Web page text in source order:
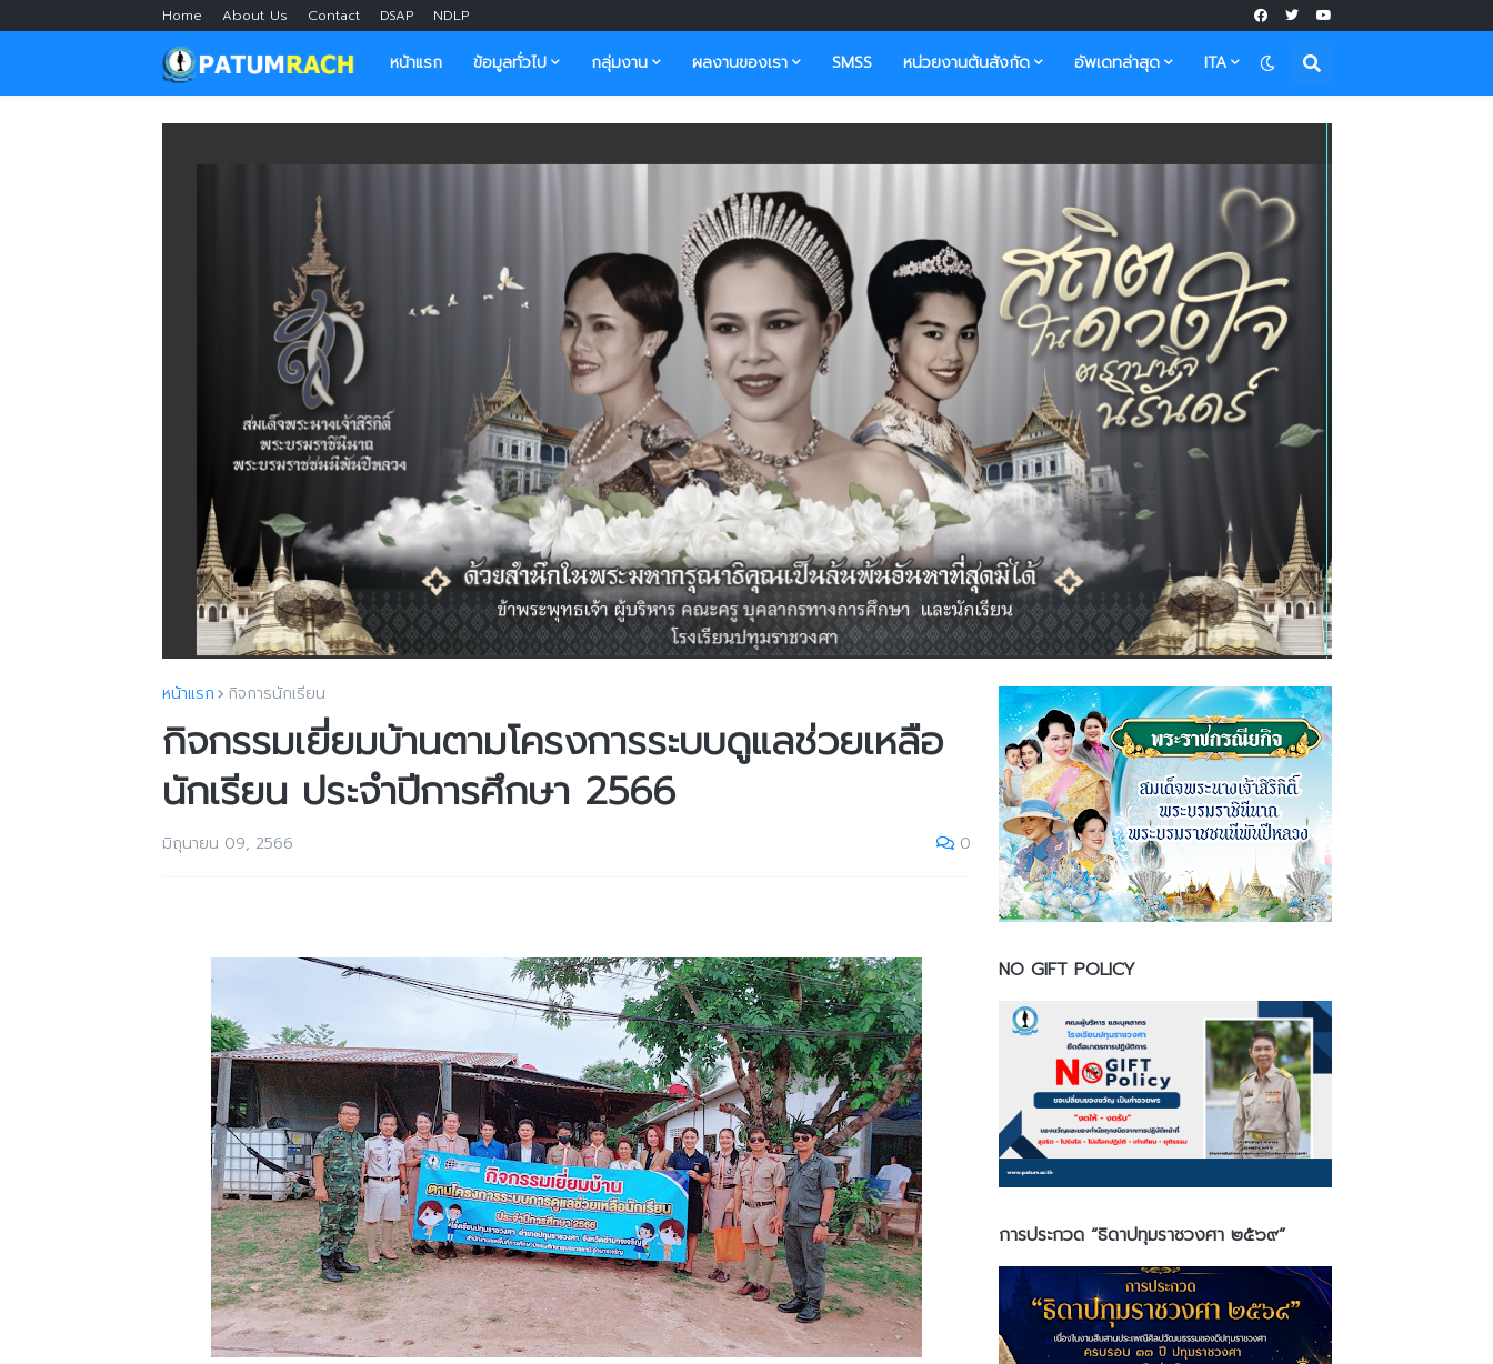
Home About Us Contact DSAP NDLP
หน้าแรก ข้อมูลทั่วไป กลุ่มงาน ผลงานของเรา SMSS หน่วยงานต้นสังกัด อัพเดทล่าสุด ITA
หน้าแรก กิจการนักเรียน
กิจกรรมเยี่ยมบ้านตามโครงการระบบดูแลช่วยเหลือ
นักเรียน ประจำปีการศึกษา 2566
มิถุนายน 09, 2566 0
NO GIFT POLICY
การประกวด “ธิดาปทุมราชวงศา ๒๕๖๙”